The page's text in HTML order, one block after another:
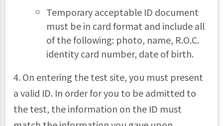
Temporary acceptable ID document
must be in card format and include all
of the following: photo, name, R.O.C.
identity card number, date of birth.
4. On entering the test site, you must present
a valid ID. In order for you to be admitted to
the test, the information on the ID must